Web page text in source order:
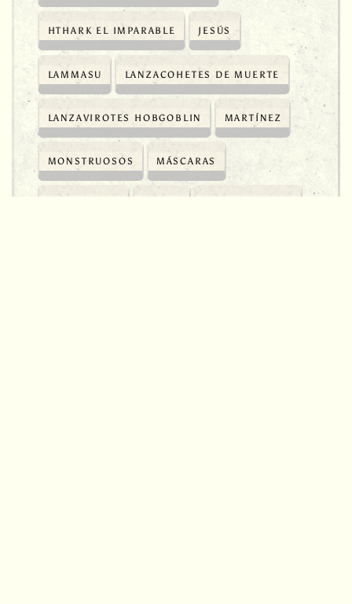
HTHARK EL IMPARABLE JESÚS
LAMMASU LANZACOHETES DE MUERTE
LANZAVIROTES HOBGOBLIN MARTÍNEZ
MONSTRUOSOS MÁSCARAS